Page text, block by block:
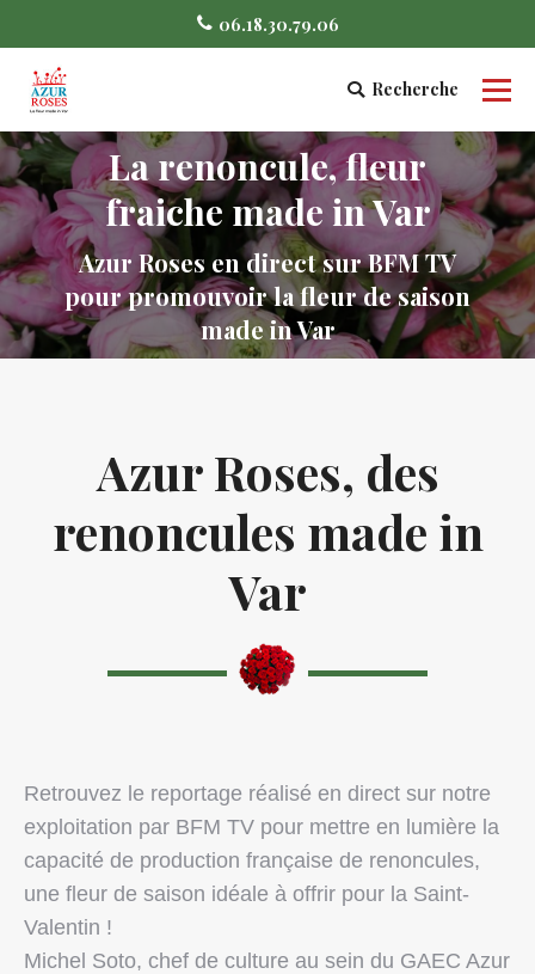
06.18.30.79.06
Search:
Recherche
La renoncule, fleur
fraiche made in Var
Azur Roses en direct sur BFM TV
pour promouvoir la fleur de saison
made in Var
Vous êtes ici :
Azur Roses, des
renoncules made in
Var
Retrouvez le reportage réalisé en direct sur notre
exploitation par BFM TV pour mettre en lumière la
capacité de production française de renoncules,
une fleur de saison idéale à offrir pour la Saint-
Valentin !
Michel Soto, chef de culture au sein du GAEC Azur